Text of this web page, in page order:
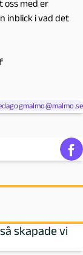
oss med er
inblick i vad det
skapade vi